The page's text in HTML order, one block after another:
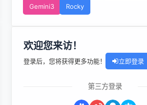
Gemini3
Rocky
欢迎您来访！
登录后，您将获得更多功能！ 立即登录
第三方登录